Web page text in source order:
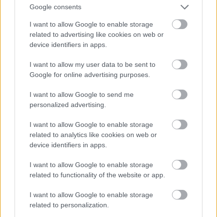
Google consents
I want to allow Google to enable storage
related to advertising like cookies on web or
device identifiers in apps.
I want to allow my user data to be sent to
Google for online advertising purposes.
I want to allow Google to send me
personalized advertising.
I want to allow Google to enable storage
related to analytics like cookies on web or
device identifiers in apps.
I want to allow Google to enable storage
related to functionality of the website or app.
I want to allow Google to enable storage
related to personalization.
άκρες και το υπόλοιπο σε κομμάτια και αφαιρούμε
τυχόν κουκούτσια. Βάζουμε τα κομμάτια στο μούλτι
και τα πολτοποιούμε. Προσθέτουμε 125 γρ.
αγελαδινό βούτυρο που έχουμε λιώσει και αφήσει